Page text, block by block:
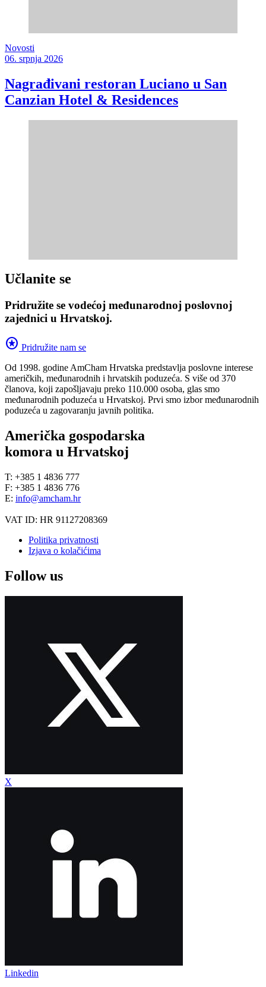
Novosti
06. srpnja 2026
Nagrađivani restoran Luciano u San
Canzian Hotel & Residences
Učlanite se
Pridružite se vodećoj međunarodnoj poslovnoj
zajednici u Hrvatskoj.
stars Pridružite nam se
Od 1998. godine AmCham Hrvatska predstavlja poslovne interese
američkih, međunarodnih i hrvatskih poduzeća. S više od 370
članova, koji zapošljavaju preko 110.000 osoba, glas smo
međunarodnih poduzeća u Hrvatskoj. Prvi smo izbor međunarodnih
poduzeća u zagovaranju javnih politika.
Američka gospodarska
komora u Hrvatskoj
T: +385 1 4836 777
F: +385 1 4836 776
E: info@amcham.hr
VAT ID: HR 91127208369
Politika privatnosti
Izjava o kolačićima
Follow us
X
Linkedin